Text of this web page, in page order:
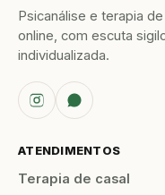
Psicanálise e terapia
online, com escuta
individualizada.
ATENDIMENTOS
Terapia de casal